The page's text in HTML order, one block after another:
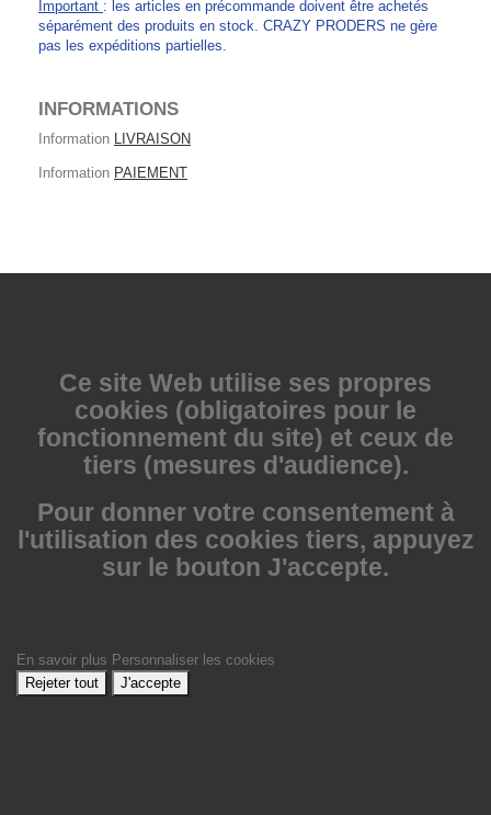
Important : les articles en précommande doivent être achetés
séparément des produits en stock. CRAZY PRODERS ne gère
pas les expéditions partielles.
INFORMATIONS
Information LIVRAISON
Information PAIEMENT
Ce site Web utilise ses propres
cookies (obligatoires pour le
fonctionnement du site) et ceux de
tiers (mesures d'audience).
Pour donner votre consentement à
l'utilisation des cookies tiers, appuyez
sur le bouton J'accepte.
En savoir plus Personnaliser les cookies
Rejeter tout
J'accepte